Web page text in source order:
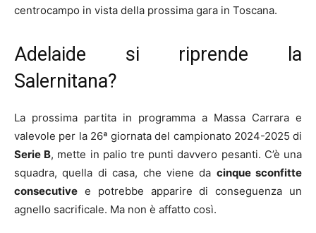
centrocampo in vista della prossima gara in Toscana.
Adelaide si riprende la
Salernitana?
La prossima partita in programma a Massa Carrara e
valevole per la 26ª giornata del campionato 2024-2025 di
Serie B, mette in palio tre punti davvero pesanti. C’è una
squadra, quella di casa, che viene da cinque sconfitte
consecutive e potrebbe apparire di conseguenza un
agnello sacrificale. Ma non è affatto così.